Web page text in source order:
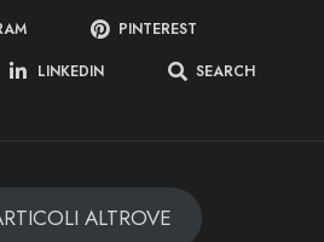
PINTEREST
LINKEDIN SEARCH
ALTROVE